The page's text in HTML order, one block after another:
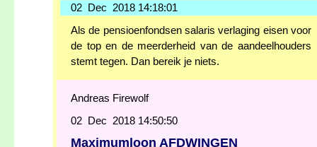
02 Dec 2018 14:18:01
Als de pensioenfondsen salaris verlaging eisen voor
de top en de meerderheid van de aandeelhouders
stemt tegen. Dan bereik je niets.
Andreas Firewolf
02 Dec 2018 14:50:50
Maximumloon AFDWINGEN